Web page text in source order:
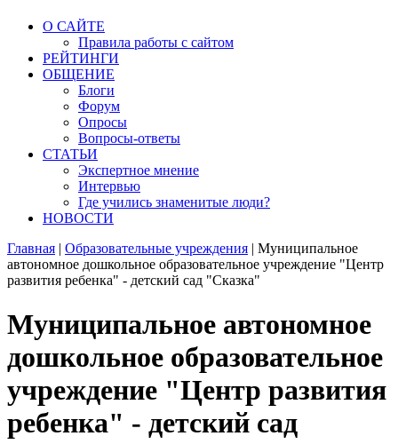
О САЙТЕ
Правила работы с сайтом
РЕЙТИНГИ
ОБЩЕНИЕ
Блоги
Форум
Опросы
Вопросы-ответы
СТАТЬИ
Экспертное мнение
Интервью
Где учились знаменитые люди?
НОВОСТИ
Главная | Образовательные учреждения | Муниципальное
автономное дошкольное образовательное учреждение "Центр
развития ребенка" - детский сад "Сказка"
Муниципальное автономное
дошкольное образовательное
учреждение "Центр развития
ребенка" - детский сад